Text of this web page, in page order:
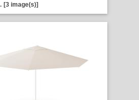
[3 image(s)]